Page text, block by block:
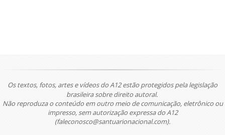
Os textos, fotos, artes e vídeos do A12 estão protegidos pela legislação
brasileira sobre direito autoral.
Não reproduza o conteúdo em outro meio de comunicação, eletrônico ou
impresso, sem autorização expressa do A12
(faleconosco@santuarionacional.com).